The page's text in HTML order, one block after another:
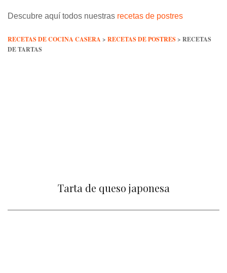
Descubre aquí todos nuestras recetas de postres
RECETAS DE COCINA CASERA > RECETAS DE POSTRES > RECETAS
DE TARTAS
Tarta de queso japonesa